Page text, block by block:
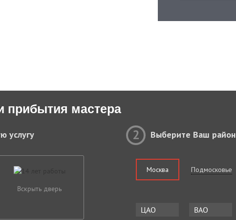
прибытия мастера
услугу
Вскрыть дверь
2 Выберите Ваш район
Москва Подмосковье
ЦАО ВАО